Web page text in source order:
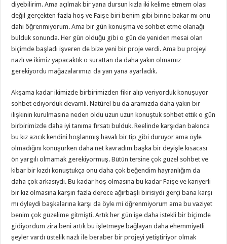
diyebilirim. Ama açılmak bir yana dursun kızla iki kelime etmem olası
değil gerçekten fazla hoş ve Faişe biri benim gibi birine bakar mı onu
dahi öğrenmiyorum. Ama bir gün konuşma ve sohbet etme olanağı
bulduk sonunda. Her gün olduğu gibi o gün de yeniden mesai olan
biçimde başladı işveren de bize yeni bir proje verdi. Ama bu projeyi
nazlı ve ikimiz yapacaktık o surattan da daha yakın olmamız
gerekiyordu mağazalarımızı da yan yana ayarladık.
Akşama kadar ikimizde birbirimizden fikir alıp veriyorduk konuşuyor
sohbet ediyorduk devamlı. Natürel bu da aramızda daha yakın bir
ilişkinin kurulmasına neden oldu uzun uzun konuştuk sohbet ettik o gün
birbirimizde daha iyi tanıma fırsatı bulduk. Reelinde karşıdan bakınca
bu kız azıcık kendini hoşlanmış havalı bir tip gibi duruyor ama öyle
olmadığını konuşurken daha net kavradım başka bir deyişle kısacası
ön yargılı olmamak gerekiyormuş. Bütün tersine çok güzel sohbet ve
kibar bir kızdı konuştukça onu daha çok beğendim hayranlığım da
daha çok arkasıydı. Bu kadar hoş olmasına bu kadar Faişe ve kariyerli
bir kız olmasına karşın fazla derece ağırbaşlı birisiydi gerçi bana karşı
mı öyleydi başkalarına karşı da öyle mi öğrenmiyorum ama bu vaziyet
benim çok güzelime gitmişti. Artık her gün işe daha istekli bir biçimde
gidiyordum zira beni artık bu işletmeye bağlayan daha ehemmiyetli
şeyler vardı üstelik nazlı ile beraber bir projeyi yetiştiriyor olmak